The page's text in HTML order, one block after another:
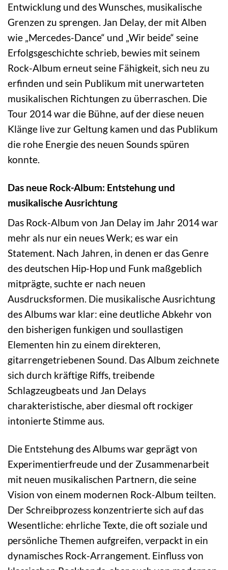
Entwicklung und des Wunsches, musikalische
Grenzen zu sprengen. Jan Delay, der mit Alben
wie „Mercedes-Dance“ und „Wir beide“ seine
Erfolgsgeschichte schrieb, bewies mit seinem
Rock-Album erneut seine Fähigkeit, sich neu zu
erfinden und sein Publikum mit unerwarteten
musikalischen Richtungen zu überraschen. Die
Tour 2014 war die Bühne, auf der diese neuen
Klänge live zur Geltung kamen und das Publikum
die rohe Energie des neuen Sounds spüren
konnte.
Das neue Rock-Album: Entstehung und
musikalische Ausrichtung
Das Rock-Album von Jan Delay im Jahr 2014 war
mehr als nur ein neues Werk; es war ein
Statement. Nach Jahren, in denen er das Genre
des deutschen Hip-Hop und Funk maßgeblich
mitprägte, suchte er nach neuen
Ausdrucksformen. Die musikalische Ausrichtung
des Albums war klar: eine deutliche Abkehr von
den bisherigen funkigen und soullastigen
Elementen hin zu einem direkteren,
gitarrengetriebenen Sound. Das Album zeichnete
sich durch kräftige Riffs, treibende
Schlagzeugbeats und Jan Delays
charakteristische, aber diesmal oft rockiger
intonierte Stimme aus.
Die Entstehung des Albums war geprägt von
Experimentierfreude und der Zusammenarbeit
mit neuen musikalischen Partnern, die seine
Vision von einem modernen Rock-Album teilten.
Der Schreibprozess konzentrierte sich auf das
Wesentliche: ehrliche Texte, die oft soziale und
persönliche Themen aufgreifen, verpackt in ein
dynamisches Rock-Arrangement. Einfluss von